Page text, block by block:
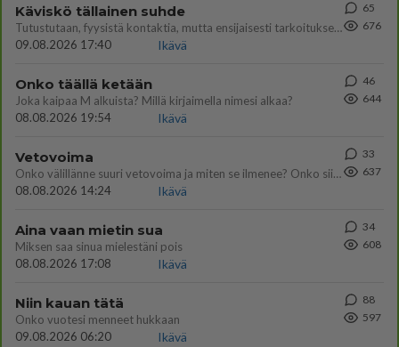
Käviskö tällainen suhde
Tutustutaan, fyysistä kontaktia, mutta ensijaisesti tarkoituksena ei ole aloittaa mitään virallista tai rikkoa mitään? E
09.08.2026 17:40
Ikävä
65
676
Onko täällä ketään
Joka kaipaa M alkuista? Millä kirjaimella nimesi alkaa?
08.08.2026 19:54
Ikävä
46
644
Vetovoima
Onko välillänne suuri vetovoima ja miten se ilmenee? Onko siitä haittaa?
08.08.2026 14:24
Ikävä
33
637
Aina vaan mietin sua
Miksen saa sinua mielestäni pois
08.08.2026 17:08
Ikävä
34
608
Niin kauan tätä
Onko vuotesi menneet hukkaan
09.08.2026 06:20
Ikävä
88
597